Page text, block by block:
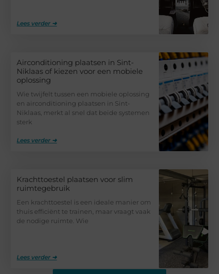
Lees verder ➜
Airconditioning plaatsen in Sint-
Niklaas of kiezen voor een mobiele
oplossing
Wie twijfelt tussen een mobiele oplossing
en airconditioning plaatsen in Sint-
Niklaas, merkt al snel dat beide systemen
sterk
Lees verder ➜
Krachttoestel plaatsen voor slim
ruimtegebruik
Een krachttoestel is een ideale manier om
thuis efficiënt te trainen, maar vraagt vaak
de nodige ruimte. Wie
Lees verder ➜